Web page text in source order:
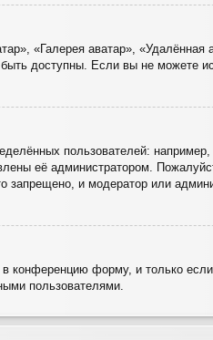
«Галерея аватар», «Удалённая
доступны. Если вы не можете
пользователей: например,
её администратором.
и модератор или
в конференцию форму, и только
пользователями.